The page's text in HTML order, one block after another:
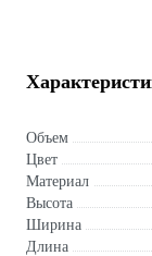
Объем
Цвет
Материал
Высота
Ширина
Длина